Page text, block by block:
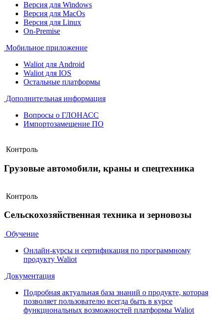
Версия для Windows
Версия для MacOs
Версия для Linux
On-Premise
Мобильное приложение
Waliot для Android
Waliot для IOS
Остальные платформы
Дополнительная информация
Вопросы о ГЛОНАСС
Импортозамещение ПО
Контроль
Грузовые автомобили, краны и спецтехника
Контроль
Сельскохозяйственная техника и зерновозы
Обучение
Онлайн-курсы и сертификация по программному
продукту Waliot
Документация
Подробная актуальная база знаний о продукте, которая
позволяет пользователю всегда быть в курсе
функциональных возможностей платформы Waliot